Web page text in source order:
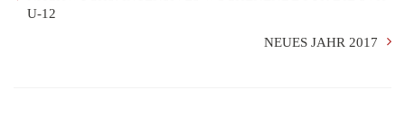
U-12
NEUES JAHR 2017